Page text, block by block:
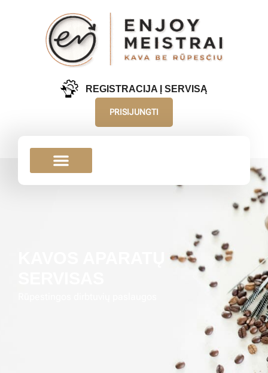
REGISTRACIJA Į SERVISĄ
PRISIJUNGTI